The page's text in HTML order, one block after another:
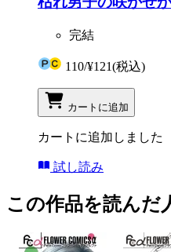
完結
110/¥121(税込)
カートに追加
カートに追加しました
試し読み
この作品を読んだ